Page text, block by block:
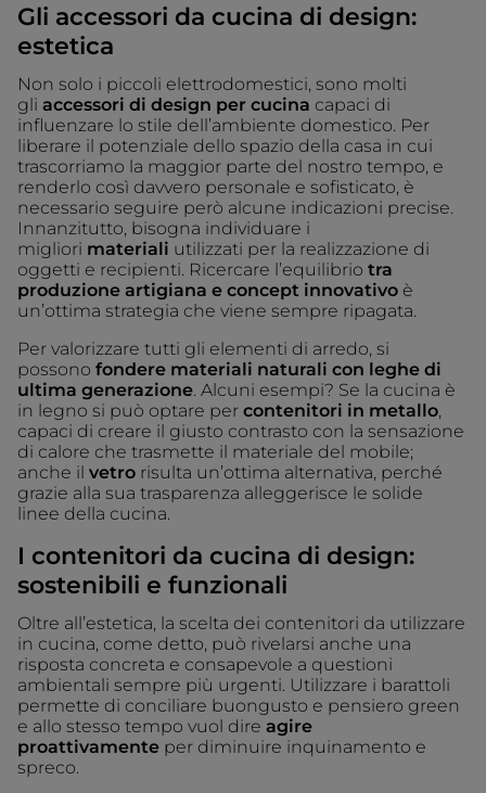
Gli accessori da cucina di design:
estetica
Non solo i piccoli elettrodomestici, sono molti
gli accessori di design per cucina capaci di
influenzare lo stile dell’ambiente domestico. Per
liberare il potenziale dello spazio della casa in cui
trascorriamo la maggior parte del nostro tempo, e
renderlo così davvero personale e sofisticato, è
necessario seguire però alcune indicazioni precise.
Innanzitutto, bisogna individuare i
migliori materiali utilizzati per la realizzazione di
oggetti e recipienti. Ricercare l’equilibrio tra
produzione artigiana e concept innovativo è
un’ottima strategia che viene sempre ripagata.
Per valorizzare tutti gli elementi di arredo, si
possono fondere materiali naturali con leghe di
ultima generazione. Alcuni esempi? Se la cucina è
in legno si può optare per contenitori in metallo
capaci di creare il giusto contrasto con la sensazione
di calore che trasmette il materiale del mobile;
anche il vetro risulta un’ottima alternativa, perché
grazie alla sua trasparenza alleggerisce le solide
linee della cucina.
I contenitori da cucina di design:
sostenibili e funzionali
Oltre all’estetica, la scelta dei contenitori da utilizzare
in cucina, come detto, può rivelarsi anche una
risposta concreta e consapevole a questioni
ambientali sempre più urgenti. Utilizzare i barattoli
permette di conciliare buongusto e pensiero green
e allo stesso tempo vuol dire agire
proattivamente per diminuire inquinamento e
spreco.